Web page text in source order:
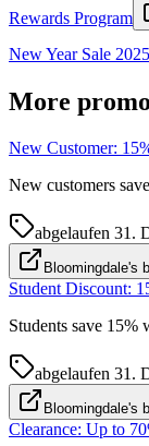
Rewards Program
New Year Sale
More
New Customer:
New customers
abgelaufen 31.
Bloomingdale's
Student Discount:
Students save
abgelaufen 31.
Bloomingdale's
Clearance: Up to